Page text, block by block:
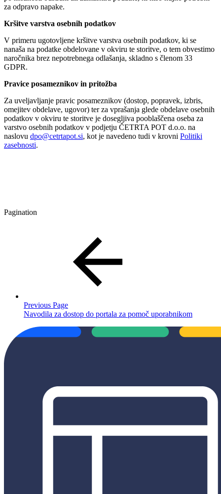
za odpravo napake.
Kršitve varstva osebnih podatkov
V primeru ugotovljene kršitve varstva osebnih podatkov, ki se
nanaša na podatke obdelovane v okviru te storitve, o tem obvestimo
naročnika brez nepotrebnega odlašanja, skladno s členom 33
GDPR.
Pravice posameznikov in pritožba
Za uveljavljanje pravic posameznikov (dostop, popravek, izbris,
omejitev obdelave, ugovor) ter za vprašanja glede obdelave osebnih
podatkov v okviru te storitve je dosegljiva pooblaščena oseba za
varstvo osebnih podatkov v podjetju ČETRTA POT d.o.o. na
naslovu dpo@cetrtapot.si, kot je navedeno tudi v krovni Politiki
zasebnosti.
Pagination
Previous Page
Navodila za dostop do portala za pomoč uporabnikom